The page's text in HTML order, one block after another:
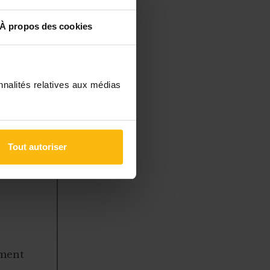
À propos des cookies
relatives aux médias
Tout autoriser
ou
des